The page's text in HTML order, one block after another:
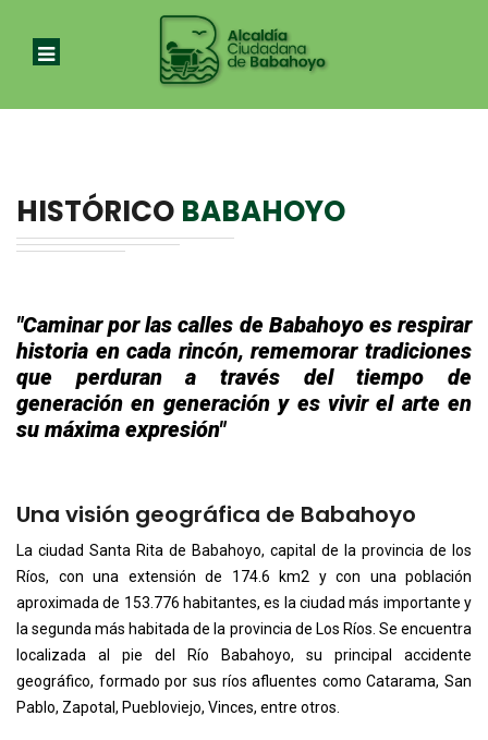
HISTÓRICO BABAHOYO
"Caminar por las calles de Babahoyo es respirar
historia en cada rincón, rememorar tradiciones
que perduran a través del tiempo de
generación en generación y es vivir el arte en
su máxima expresión"
Una visión geográfica de Babahoyo
La ciudad Santa Rita de Babahoyo, capital de la provincia de los
Ríos, con una extensión de 174.6 km2 y con una población
aproximada de 153.776 habitantes, es la ciudad más importante y
la segunda más habitada de la provincia de Los Ríos. Se encuentra
localizada al pie del Río Babahoyo, su principal accidente
geográfico, formado por sus ríos afluentes como Catarama, San
Pablo, Zapotal, Puebloviejo, Vinces, entre otros.